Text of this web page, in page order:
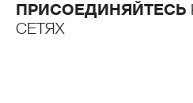
ПРИСОЕДИНЯЙТЕСЬ
СЕТЯХ